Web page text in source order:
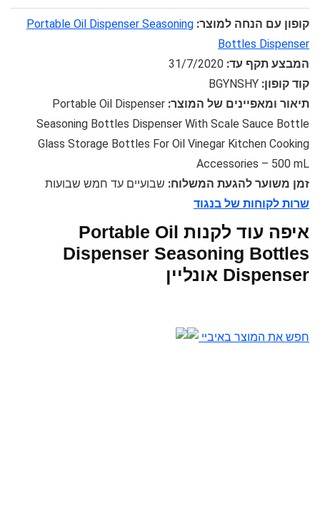
קופון עם הנחה למוצר: Portable Oil Dispenser Seasoning
Bottles Dispenser
המבצע תקף עד: 31/7/2020
קוד קופון: BGYNSHY
תיאור ומאפיינים של המוצר: Portable Oil Dispenser
Seasoning Bottles Dispenser With Scale Sauce Bottle
Glass Storage Bottles For Oil Vinegar Kitchen Cooking
Accessories – 500 mL
זמן משוער להגעת המשלוח: שבועיים עד חמש שבועות
שרות לקוחות של בנגוד
איפה עוד לקנות Portable Oil
Dispenser Seasoning Bottles
Dispenser אונליין
חפש את המוצר באיביי